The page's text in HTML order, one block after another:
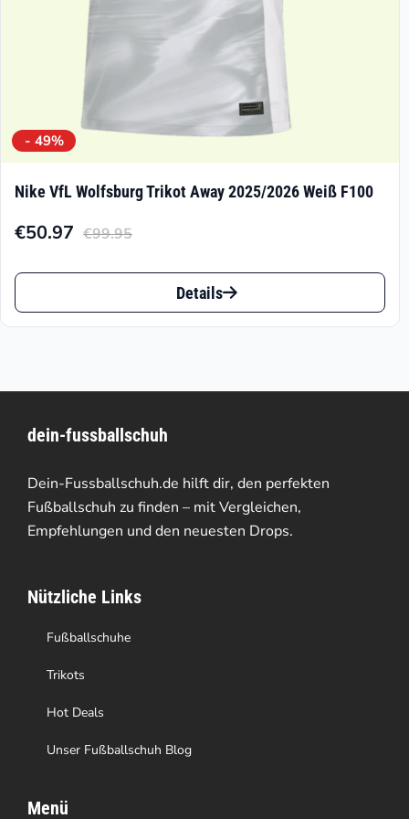
- 49%
Nike VfL Wolfsburg Trikot Away 2025/2026 Weiß F100
€99.95
Ursprünglicher
Preis
€99.95
€50.97
Aktueller
Preis
€50.97.
Dieses
Produkt
auf.
Die
Optionen
können
der
Produktseite
gewählt
werden
Details
dein-fussballschuh
Dein-Fussballschuh.de hilft dir, den perfekten
Fußballschuh zu finden – mit Vergleichen,
Empfehlungen und den neuesten Drops.
Nützliche Links
Fußballschuhe
Trikots
Hot Deals
Unser Fußballschuh Blog
Menü